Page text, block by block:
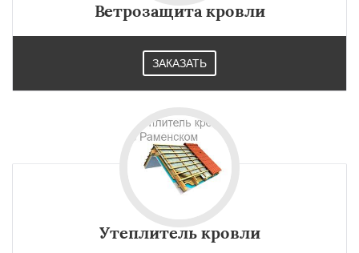
Ветрозащита кровли
ЗАКАЗАТЬ
Утеплитель кровли